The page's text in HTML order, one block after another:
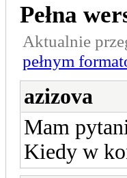
Pełna
Aktualnie
pełnym
azizova
Mam
Kiedy w